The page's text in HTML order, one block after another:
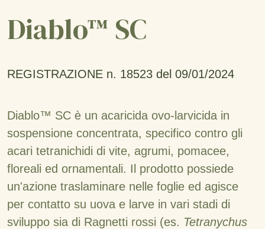
Diablo™ SC
REGISTRAZIONE n. 18523 del 09/01/2024
Diablo™ SC è un acaricida ovo-larvicida in
sospensione concentrata, specifico contro gli
acari tetranichidi di vite, agrumi, pomacee,
floreali ed ornamentali. Il prodotto possiede
un'azione traslaminare nelle foglie ed agisce
per contatto su uova e larve in vari stadi di
sviluppo sia di Ragnetti rossi (es. Tetranychus